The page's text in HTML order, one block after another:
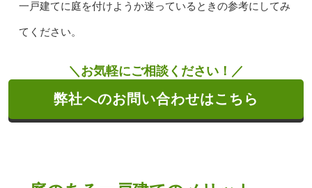
一戸建てに庭を付けようか迷っているときの参考にしてみ
てください。
＼お気軽にご相談ください！／
弊社へのお問い合わせはこちら